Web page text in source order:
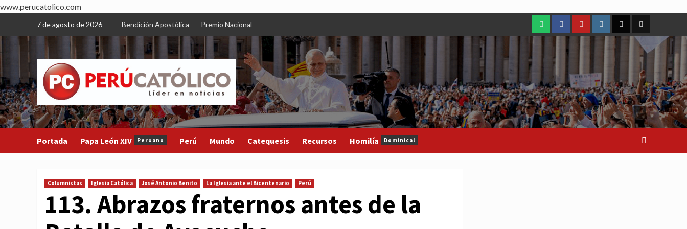
www.perucatolico.com
content
7 de agosto de 2026 Bendición Apostólica Premio Nacional
WhatsAppFacebookYoutubeInstagram
X TikTok
Portada Papa León XIV Peruano Perú Mundo Catequesis Recursos Homilía Dominical
Columnistas Iglesia Católica José Antonio Benito La Iglesia ante el Bicentenario Perú
113. Abrazos fraternos antes de la